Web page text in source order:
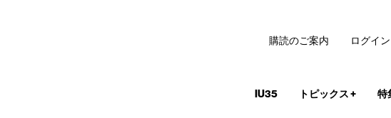
IU35 トピックス+ 特
購読のご案内 ログイン